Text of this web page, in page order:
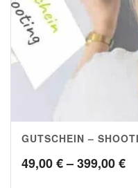
5.00
GUTSCHEIN –
49,00€–399,00€